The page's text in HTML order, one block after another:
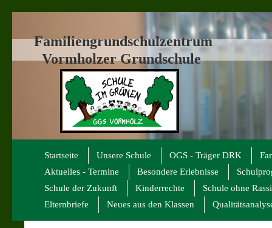
Familiengrundschulzentrum
Vormholzer Grundschule
Startseite Unsere Schule OGS - Träger DRK
Aktuelles - Termine
Besondere Erlebnisse
Schule der Zukunft
Kinderrechte
Schule ohne
Elternbriefe
Neues aus den Klassen